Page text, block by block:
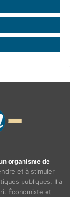
organisme de
et à stimuler
publiques. Il a
Économiste et